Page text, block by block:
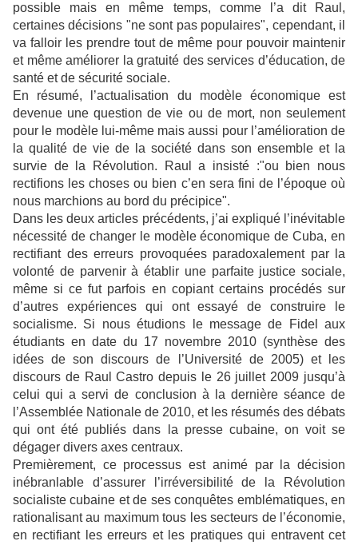
possible mais en même temps, comme l’a dit Raul,
certaines décisions "ne sont pas populaires", cependant, il
va falloir les prendre tout de même pour pouvoir maintenir
et même améliorer la gratuité des services d’éducation, de
santé et de sécurité sociale.
En résumé, l’actualisation du modèle économique est
devenue une question de vie ou de mort, non seulement
pour le modèle lui-même mais aussi pour l’amélioration de
la qualité de vie de la société dans son ensemble et la
survie de la Révolution. Raul a insisté :"ou bien nous
rectifions les choses ou bien c’en sera fini de l’époque où
nous marchions au bord du précipice".
Dans les deux articles précédents, j’ai expliqué l’inévitable
nécessité de changer le modèle économique de Cuba, en
rectifiant des erreurs provoquées paradoxalement par la
volonté de parvenir à établir une parfaite justice sociale,
même si ce fut parfois en copiant certains procédés sur
d’autres expériences qui ont essayé de construire le
socialisme. Si nous étudions le message de Fidel aux
étudiants en date du 17 novembre 2010 (synthèse des
idées de son discours de l’Université de 2005) et les
discours de Raul Castro depuis le 26 juillet 2009 jusqu’à
celui qui a servi de conclusion à la dernière séance de
l’Assemblée Nationale de 2010, et les résumés des débats
qui ont été publiés dans la presse cubaine, on voit se
dégager divers axes centraux.
Premièrement, ce processus est animé par la décision
inébranlable d’assurer l’irréversibilité de la Révolution
socialiste cubaine et de ses conquêtes emblématiques, en
rationalisant au maximum tous les secteurs de l’économie,
en rectifiant les erreurs et les pratiques qui entravent cet